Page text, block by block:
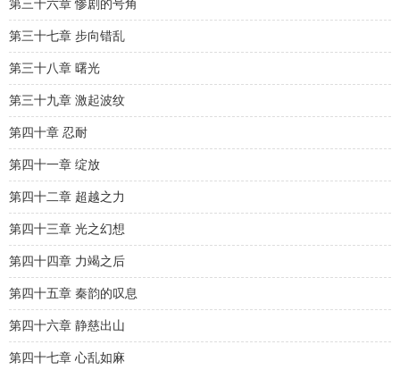
第三十六章 惨剧的号角
第三十七章 步向错乱
第三十八章 曙光
第三十九章 激起波纹
第四十章 忍耐
第四十一章 绽放
第四十二章 超越之力
第四十三章 光之幻想
第四十四章 力竭之后
第四十五章 秦韵的叹息
第四十六章 静慈出山
第四十七章 心乱如麻